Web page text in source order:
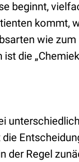
beginnt,
kommt,
wie
die
der Regel